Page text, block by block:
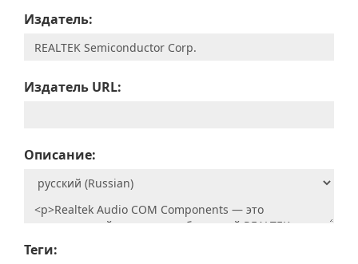
Издатель:
Издатель URL:
Описание:
Теги: